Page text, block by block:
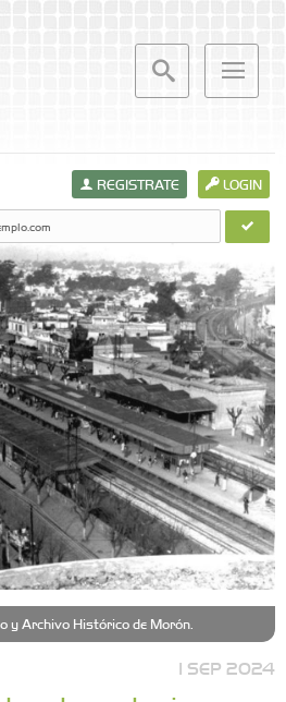
LOGIN
REGISTRATE
y Archivo Histórico de Morón.
1 SEP 2024